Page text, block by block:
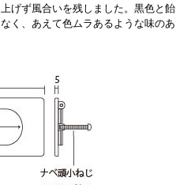
げず風合いを残しました。黒色と飴
く、あえて色ムラあるような味のあ